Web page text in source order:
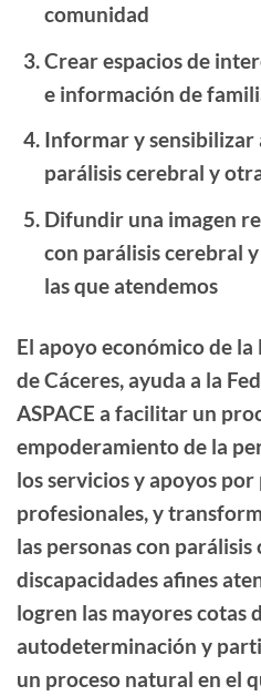
comunidad
Crear espacios de
e información de
Informar y sensibilizar
parálisis cerebral y
Difundir una imagen
con parálisis cerebral
las que atendemos
El apoyo económico de
de Cáceres, ayuda a la
ASPACE a facilitar un
empoderamiento de la
los servicios y apoyos
profesionales, y
las personas con
discapacidades afines
logren las mayores cotas
autodeterminación y
un proceso natural en el